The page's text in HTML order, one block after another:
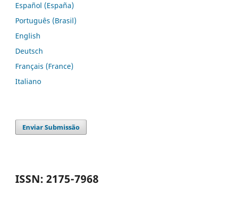
Español (España)
Português (Brasil)
English
Deutsch
Français (France)
Italiano
Enviar Submissão
ISSN: 2175-7968